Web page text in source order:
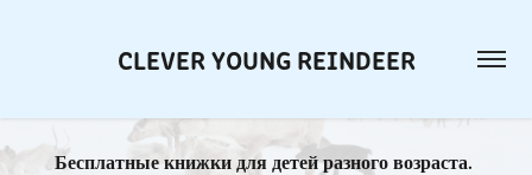
CLEVER YOUNG REINDEER
Бесплатные книжки для детей разного возраста.